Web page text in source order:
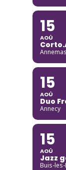
15
AOÛ
15
AOÛ
Duo
Annecy
15
AOÛ
Jazz
Buis-